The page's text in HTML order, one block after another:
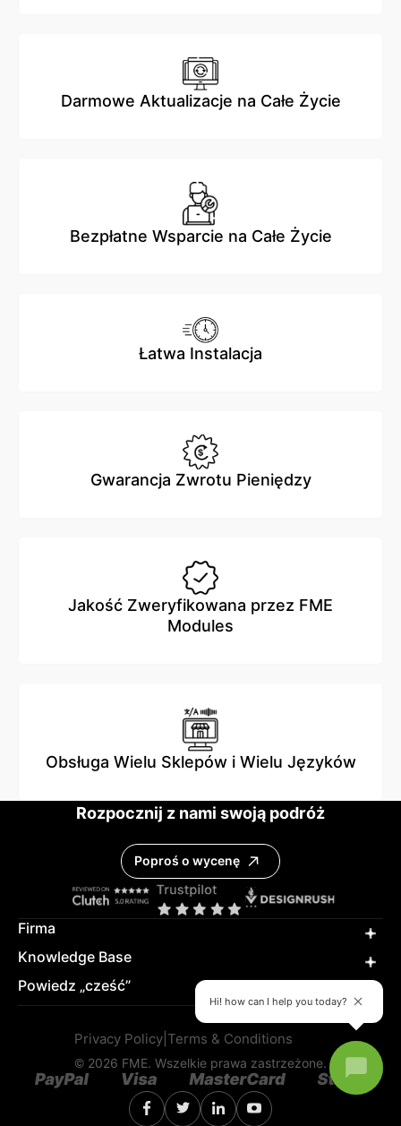
Darmowe Aktualizacje na Całe Życie
Bezpłatne Wsparcie na Całe Życie
Łatwa Instalacja
Gwarancja Zwrotu Pieniędzy
Jakość Zweryfikowana przez FME
Modules
Obsługa Wielu Sklepów i Wielu Języków
Rozpocznij z nami swoją podróż
Poproś o wycenę
Firma
Knowledge Base
Powiedz „cześć”
Hi! how can I help you today?
Privacy Policy Terms & Conditions
© 2026 FME. Wszelkie prawa zastrzeżone.